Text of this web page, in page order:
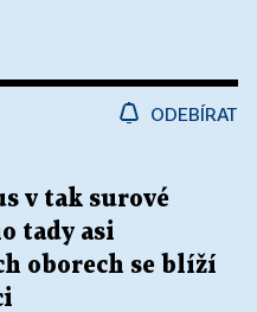
ODEBÍRAT
v tak surové
tady asi
oborech se blíží